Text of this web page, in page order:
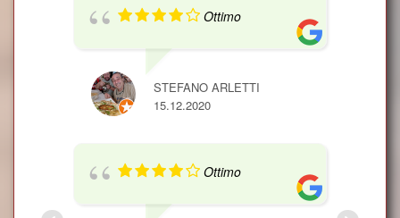
Ottimo
STEFANO ARLETTI
15.12.2020
Ottimo